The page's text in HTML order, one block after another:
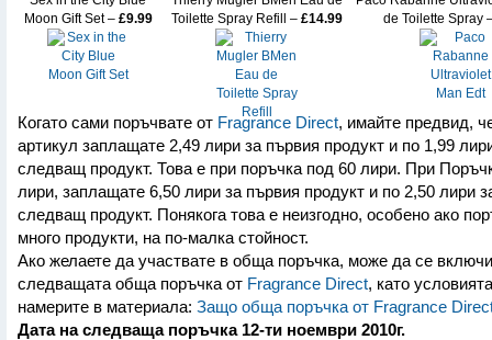
Moon Gift Set – £9.99
Toilette Spray Refill – £14.99
de Toilette Spray
Когато сами поръчвате от Fragrance Direct, имайте предвид,
артикул заплащате 2,49 лири за първия продукт и по 1,99
следващ продукт. Това е при поръчка под 60 лири. При
лири, заплащате 6,50 лири за първия продукт и по 2,50 лири
следващ продукт. Понякога това е неизгодно, особено ако
много продукти, на по-малка стойност.
Ако желаете да участвате в обща поръчка, може да се
следващата обща поръчка от Fragrance Direct, като
намерите в материала: Защо обща поръчка от Fragrance
Дата на следваща поръчка 12-ти ноември 2010г.